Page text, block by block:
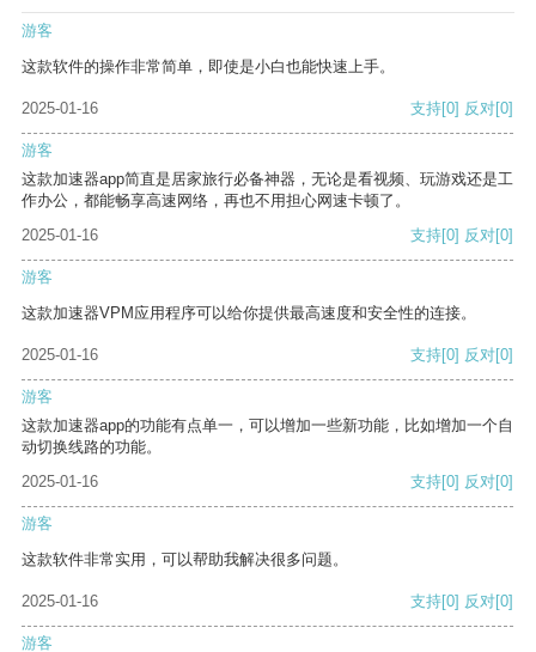
游客
这款软件的操作非常简单，即使是小白也能快速上手。
2025-01-16 支持[0] 反对[0]
游客
这款加速器app简直是居家旅行必备神器，无论是看视频、玩游戏还是工
作办公，都能畅享高速网络，再也不用担心网速卡顿了。
2025-01-16
支持[0] 反对[0]
游客
这款加速器VPM应用程序可以给你提供最高速度和安全性的连接。
2025-01-16 支持[0] 反对[0]
游客
这款加速器app的功能有点单一，可以增加一些新功能，比如增加一个自
动切换线路的功能。
2025-01-16
支持[0] 反对[0]
游客
这款软件非常实用，可以帮助我解决很多问题。
2025-01-16 支持[0] 反对[0]
游客